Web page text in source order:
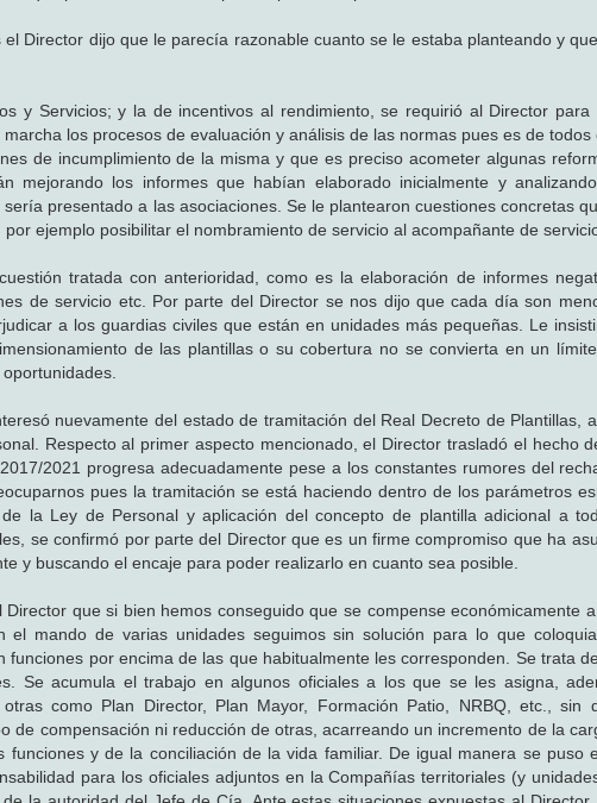
Director dijo que le parecía razonable cuanto se le estaba planteando y
y Servicios; y la de incentivos al rendimiento, se requirió al Director
los procesos de evaluación y análisis de las normas pues es de
de incumplimiento de la misma y que es preciso acometer algunas
mejorando los informes que habían elaborado inicialmente y
presentado a las asociaciones. Se le plantearon cuestiones concretas
ejemplo posibilitar el nombramiento de servicio al acompañante de
tratada con anterioridad, como es la elaboración de informes
de servicio etc. Por parte del Director se nos dijo que cada día son
a los guardias civiles que están en unidades más pequeñas. Le
de las plantillas o su cobertura no se convierta en un
nuevamente del estado de tramitación del Real Decreto de Plantillas,
Respecto al primer aspecto mencionado, el Director trasladó el hecho
2021 progresa adecuadamente pese a los constantes rumores del
pues la tramitación se está haciendo dentro de los parámetros
la Ley de Personal y aplicación del concepto de plantilla adicional a
se confirmó por parte del Director que es un firme compromiso que ha
y buscando el encaje para poder realizarlo en cuanto sea posible.
que si bien hemos conseguido que se compense económicamente
el mando de varias unidades seguimos sin solución para lo que
funciones por encima de las que habitualmente les corresponden. Se trata
Se acumula el trabajo en algunos oficiales a los que se les asigna,
como Plan Director, Plan Mayor, Formación Patio, NRBQ, etc., sin
de compensación ni reducción de otras, acarreando un incremento de la
funciones y de la conciliación de la vida familiar. De igual manera se puso
para los oficiales adjuntos en la Compañías territoriales (y